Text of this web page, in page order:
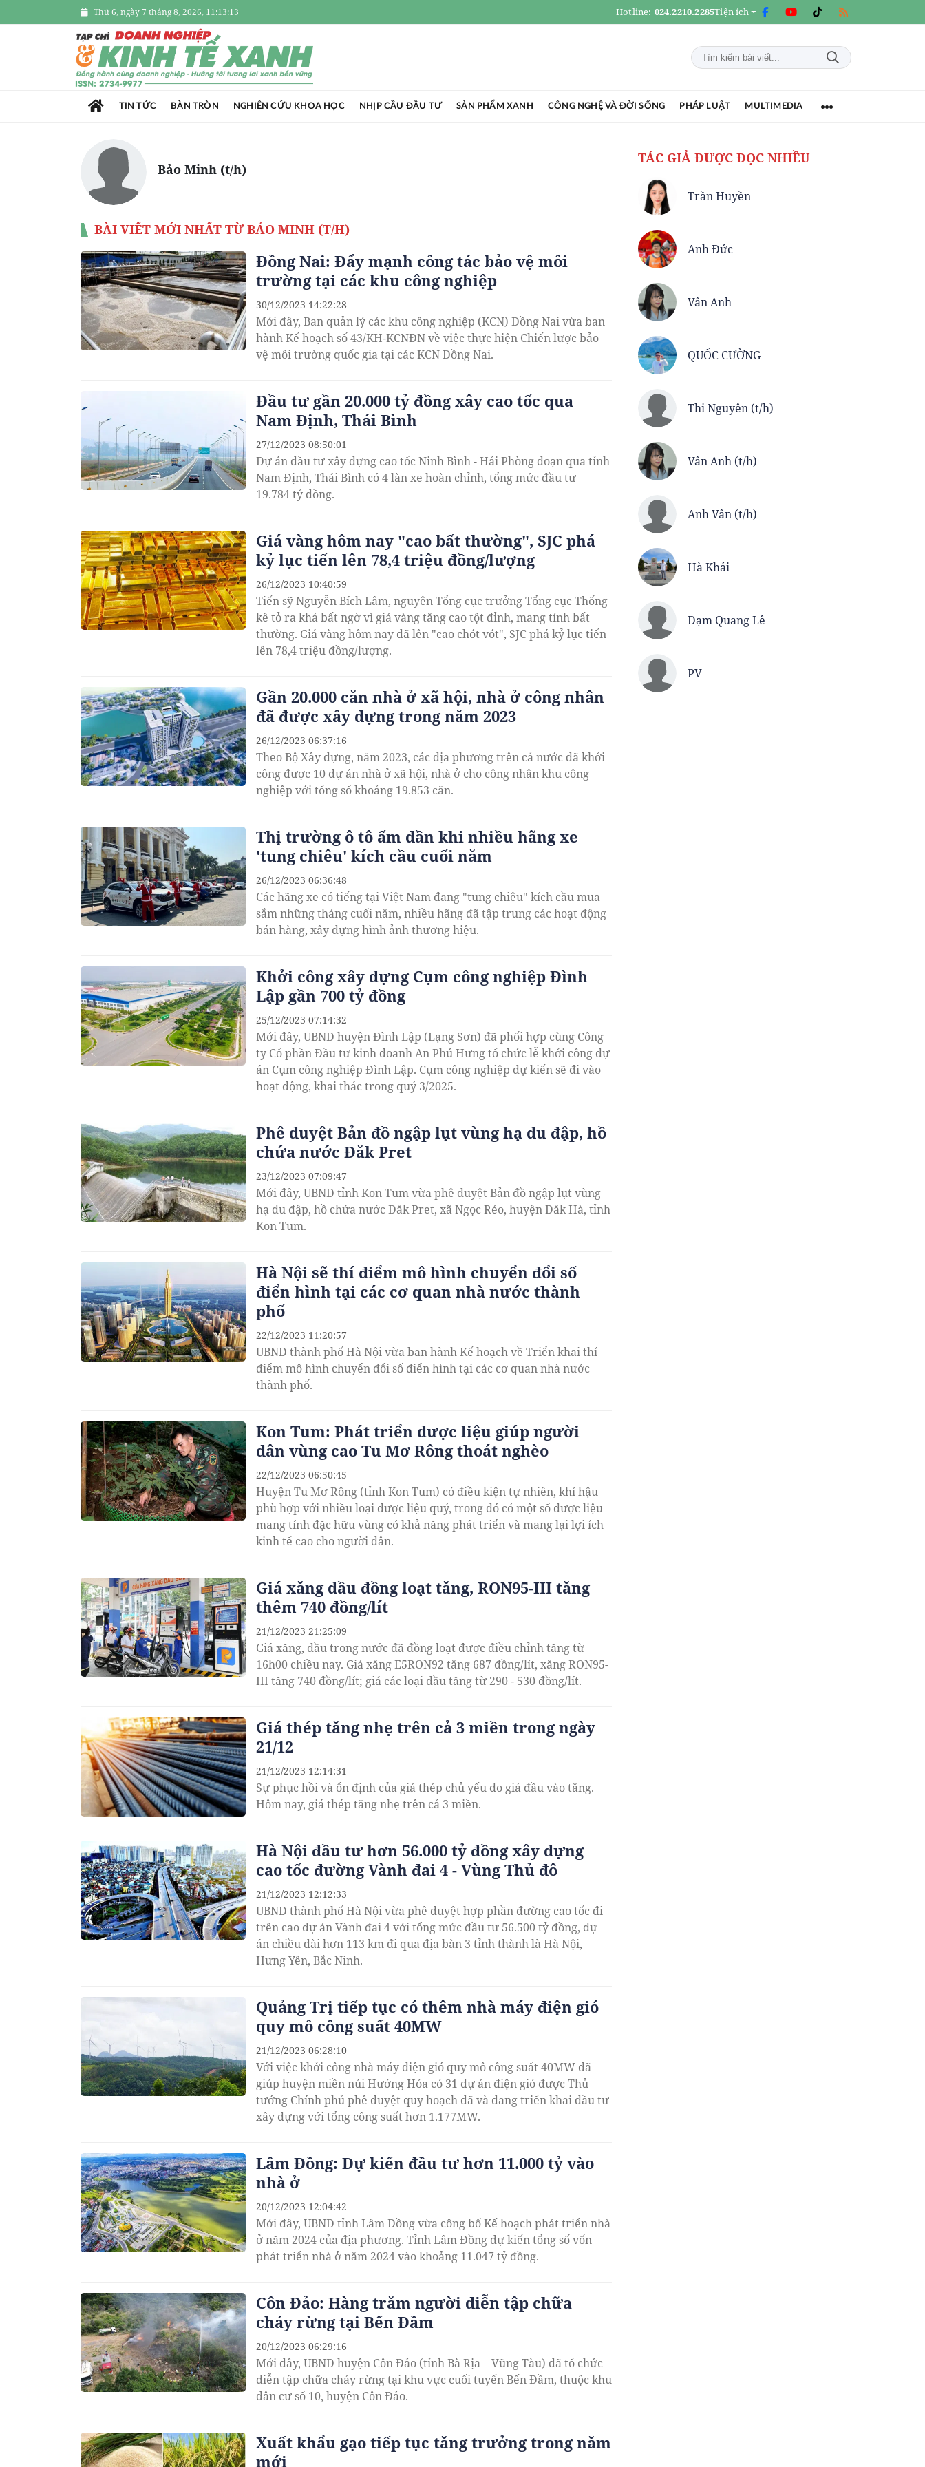
Thứ 6, ngày 7 tháng 8, 2026, 11:13:14 Hotline: 024.2210.2285Tiện ích
TIN TỨC BÀN TRÒN NGHIÊN CỨU KHOA HỌC NHỊP CẦU ĐẦU TƯ SẢN PHẨM XANH CÔNG NGHỆ VÀ ĐỜI SỐNG PHÁP LUẬT MULTIMEDIA
Bảo Minh (t/h)
BÀI VIẾT MỚI NHẤT TỪ BẢO MINH (T/H)
Đồng Nai: Đẩy mạnh công tác bảo vệ môi
trường tại các khu công nghiệp
Mới đây, Ban quản lý các khu công nghiệp (KCN) Đồng Nai vừa ban
hành Kế hoạch số 43/KH-KCNĐN về việc thực hiện Chiến lược bảo
vệ môi trường quốc gia tại các KCN Đồng Nai.
30/12/2023 14:22:28
Đầu tư gần 20.000 tỷ đồng xây cao tốc qua
Nam Định, Thái Bình
Dự án đầu tư xây dựng cao tốc Ninh Bình - Hải Phòng đoạn qua tỉnh
Nam Định, Thái Bình có 4 làn xe hoàn chỉnh, tổng mức đầu tư
19.784 tỷ đồng.
27/12/2023 08:50:01
Giá vàng hôm nay "cao bất thường", SJC phá
kỷ lục tiến lên 78,4 triệu đồng/lượng
Tiến sỹ Nguyễn Bích Lâm, nguyên Tổng cục trưởng Tổng cục Thống
kê tỏ ra khá bất ngờ vì giá vàng tăng cao tột đỉnh, mang tính bất
thường. Giá vàng hôm nay đã lên "cao chót vót", SJC phá kỷ lục tiến
lên 78,4 triệu đồng/lượng.
26/12/2023 10:40:59
Gần 20.000 căn nhà ở xã hội, nhà ở công nhân
đã được xây dựng trong năm 2023
Theo Bộ Xây dựng, năm 2023, các địa phương trên cả nước đã khởi
công được 10 dự án nhà ở xã hội, nhà ở cho công nhân khu công
nghiệp với tổng số khoảng 19.853 căn.
26/12/2023 06:37:16
Thị trường ô tô ấm dần khi nhiều hãng xe
'tung chiêu' kích cầu cuối năm
Các hãng xe có tiếng tại Việt Nam đang "tung chiêu" kích cầu mua
sắm những tháng cuối năm, nhiều hãng đã tập trung các hoạt động
bán hàng, xây dựng hình ảnh thương hiệu.
26/12/2023 06:36:48
Khởi công xây dựng Cụm công nghiệp Đình
Lập gần 700 tỷ đồng
Mới đây, UBND huyện Đình Lập (Lạng Sơn) đã phối hợp cùng Công
ty Cổ phần Đầu tư kinh doanh An Phú Hưng tổ chức lễ khởi công dự
án Cụm công nghiệp Đình Lập. Cụm công nghiệp dự kiến sẽ đi vào
hoạt động, khai thác trong quý 3/2025.
25/12/2023 07:14:32
Phê duyệt Bản đồ ngập lụt vùng hạ du đập, hồ
chứa nước Đăk Pret
Mới đây, UBND tỉnh Kon Tum vừa phê duyệt Bản đồ ngập lụt vùng
hạ du đập, hồ chứa nước Đăk Pret, xã Ngọc Réo, huyện Đăk Hà, tỉnh
Kon Tum.
23/12/2023 07:09:47
Hà Nội sẽ thí điểm mô hình chuyển đổi số
điển hình tại các cơ quan nhà nước thành
phố
UBND thành phố Hà Nội vừa ban hành Kế hoạch về Triển khai thí
điểm mô hình chuyển đổi số điển hình tại các cơ quan nhà nước
thành phố.
22/12/2023 11:20:57
Kon Tum: Phát triển dược liệu giúp người
dân vùng cao Tu Mơ Rông thoát nghèo
Huyện Tu Mơ Rông (tỉnh Kon Tum) có điều kiện tự nhiên, khí hậu
phù hợp với nhiều loại dược liệu quý, trong đó có một số dược liệu
mang tính đặc hữu vùng có khả năng phát triển và mang lại lợi ích
kinh tế cao cho người dân.
22/12/2023 06:50:45
Giá xăng dầu đồng loạt tăng, RON95-III tăng
thêm 740 đồng/lít
Giá xăng, dầu trong nước đã đồng loạt được điều chỉnh tăng từ
16h00 chiều nay. Giá xăng E5RON92 tăng 687 đồng/lít, xăng RON95-
III tăng 740 đồng/lít; giá các loại dầu tăng từ 290 - 530 đồng/lít.
21/12/2023 21:25:09
Giá thép tăng nhẹ trên cả 3 miền trong ngày
21/12
Sự phục hồi và ổn định của giá thép chủ yếu do giá đầu vào tăng.
Hôm nay, giá thép tăng nhẹ trên cả 3 miền.
21/12/2023 12:14:31
Hà Nội đầu tư hơn 56.000 tỷ đồng xây dựng
cao tốc đường Vành đai 4 - Vùng Thủ đô
UBND thành phố Hà Nội vừa phê duyệt hợp phần đường cao tốc đi
trên cao dự án Vành đai 4 với tổng mức đầu tư 56.500 tỷ đồng, dự
án chiều dài hơn 113 km đi qua địa bàn 3 tỉnh thành là Hà Nội,
Hưng Yên, Bắc Ninh.
21/12/2023 12:12:33
Quảng Trị tiếp tục có thêm nhà máy điện gió
quy mô công suất 40MW
Với việc khởi công nhà máy điện gió quy mô công suất 40MW đã
giúp huyện miền núi Hướng Hóa có 31 dự án điện gió được Thủ
tướng Chính phủ phê duyệt quy hoạch đã và đang triển khai đầu tư
xây dựng với tổng công suất hơn 1.177MW.
21/12/2023 06:28:10
Lâm Đồng: Dự kiến đầu tư hơn 11.000 tỷ vào
nhà ở
Mới đây, UBND tỉnh Lâm Đồng vừa công bố Kế hoạch phát triển nhà
ở năm 2024 của địa phương. Tỉnh Lâm Đồng dự kiến tổng số vốn
phát triển nhà ở năm 2024 vào khoảng 11.047 tỷ đồng.
20/12/2023 12:04:42
Côn Đảo: Hàng trăm người diễn tập chữa
cháy rừng tại Bến Đầm
Mới đây, UBND huyện Côn Đảo (tỉnh Bà Rịa – Vũng Tàu) đã tổ chức
diễn tập chữa cháy rừng tại khu vực cuối tuyến Bến Đầm, thuộc khu
dân cư số 10, huyện Côn Đảo.
20/12/2023 06:29:16
Xuất khẩu gạo tiếp tục tăng trưởng trong năm
mới
TÁC GIẢ ĐƯỢC ĐỌC NHIỀU
Trần Huyền
Anh Đức
Vân Anh
QUỐC CƯỜNG
Thi Nguyên (t/h)
Vân Anh (t/h)
Anh Vân (t/h)
Hà Khải
Đạm Quang Lê
PV